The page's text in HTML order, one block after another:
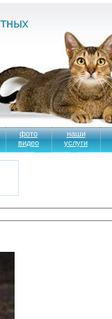
фото
видео
наши
услуги